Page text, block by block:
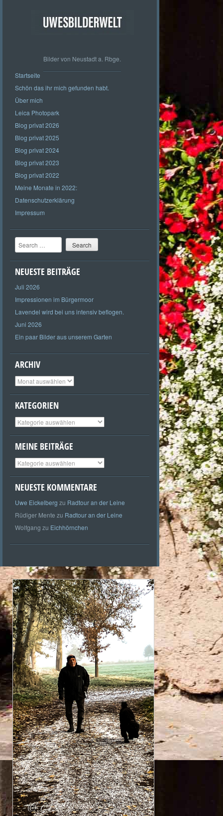
Bilder von Neustadt a. Rbge.
Startseite
Schön das ihr mich gefunden habt.
Über mich
Leica Photopark
Blog privat 2026
Blog privat 2025
Blog privat 2024
Blog privat 2023
Blog privat 2022
Meine Monate in 2022:
Datenschutzerklärung
Impressum
Search
NEUESTE BEITRÄGE
Juli 2026
Impressionen im Bürgermoor
Lavendel wird bei uns intensiv beflogen.
Juni 2026
Ein paar Bilder aus unserem Garten
ARCHIV
Archiv
KATEGORIEN
Kategorien
MEINE BEITRÄGE
Meine
Beiträge
NEUESTE KOMMENTARE
Uwe Eickelberg zu Radtour an der Leine
Rüdiger Mente zu Radtour an der Leine
Wolfgang zu Eichhörnchen